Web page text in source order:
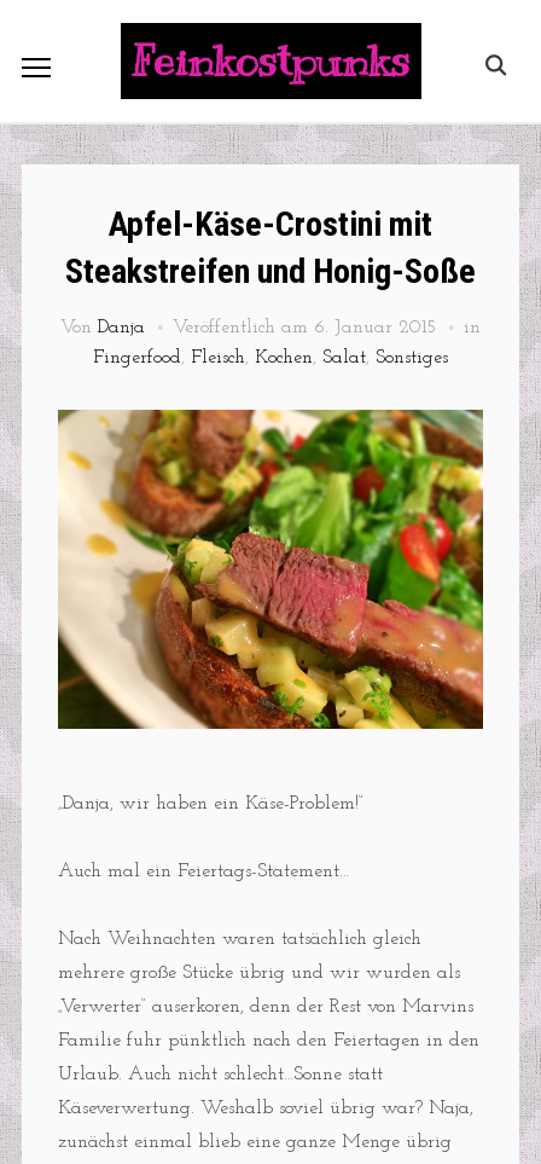
Feinkostpunks
Apfel-Käse-Crostini mit
Steakstreifen und Honig-Soße
Von Danja Veröffentlich am 6. Januar 2015
in
Fingerfood, Fleisch, Kochen, Salat, Sonstiges
„Danja, wir haben ein Käse-Problem!“
Auch mal ein Feiertags-Statement…
Nach Weihnachten waren tatsächlich gleich
mehrere große Stücke übrig und wir wurden als
„Verwerter“ auserkoren, denn der Rest von Marvins
Familie fuhr pünktlich nach den Feiertagen in den
Urlaub. Auch nicht schlecht…Sonne statt
Käseverwertung. Weshalb soviel übrig war? Naja,
zunächst einmal blieb eine ganze Menge übrig